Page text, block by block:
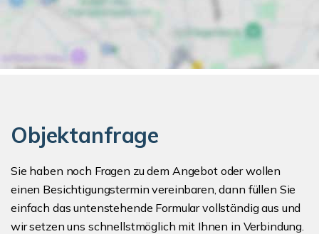
Objektanfrage
Sie haben noch Fragen zu dem Angebot oder wollen
einen Besichtigungstermin vereinbaren, dann füllen Sie
einfach das untenstehende Formular vollständig aus und
wir setzen uns schnellstmöglich mit Ihnen in Verbindung.